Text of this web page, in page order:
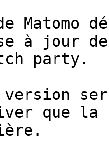
Matomo
à jour
party.
que la